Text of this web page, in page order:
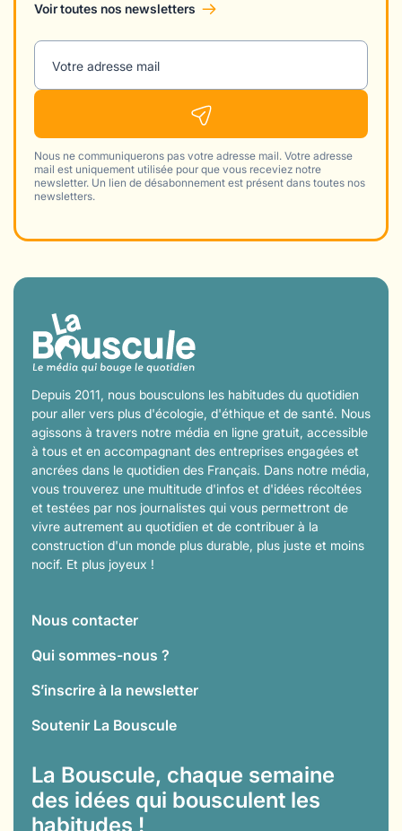
Voir toutes nos newsletters
Votre adresse mail
Nous ne communiquerons pas votre adresse mail. Votre adresse
mail est uniquement utilisée pour que vous receviez notre
newsletter. Un lien de désabonnement est présent dans toutes nos
newsletters.
Depuis 2011, nous bousculons les habitudes du quotidien
pour aller vers plus d'écologie, d'éthique et de santé. Nous
agissons à travers notre média en ligne gratuit, accessible
à tous et en accompagnant des entreprises engagées et
ancrées dans le quotidien des Français. Dans notre média,
vous trouverez une multitude d'infos et d'idées récoltées
et testées par nos journalistes qui vous permettront de
vivre autrement au quotidien et de contribuer à la
construction d'un monde plus durable, plus juste et moins
nocif. Et plus joyeux !
Nous contacter
Qui sommes-nous ?
S’inscrire à la newsletter
Soutenir La Bouscule
La Bouscule, chaque semaine
des idées qui bousculent les
habitudes !